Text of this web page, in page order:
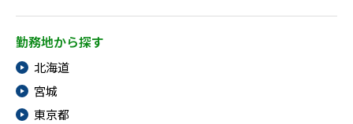
勤務地から探す
北海道
宮城
東京都
求人検索・スカウトサービス
障害者専門の求人検索・スカウトサービス
よくある質問
採用をお考えの企業様はこちら